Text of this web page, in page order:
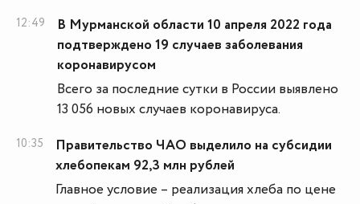
12:49
В Мурманской области 10 апреля 2022 года
подтверждено 19 случаев заболевания
коронавирусом
Всего за последние сутки в России выявлено
13 056 новых случаев коронавируса.
10:35
Правительство ЧАО выделило на субсидии
хлебопекам 92,3 млн рублей
Главное условие – реализация хлеба по цене